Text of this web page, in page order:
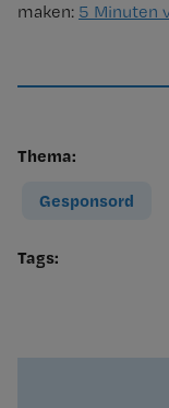
maken: 5 Minuten
Thema:
Gesponsord
Tags: